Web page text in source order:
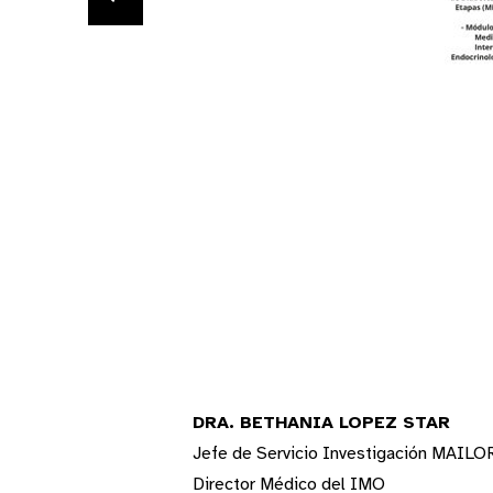
DRA. BETHANIA LOPEZ STAR
Jefe de Servicio Investigación
Director Médico del IMO